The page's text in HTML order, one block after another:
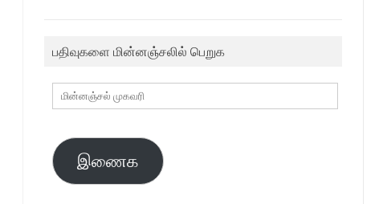
பதிவுகளை மின்னஞ்சலில் பெறுக
மின்னஞ்சல்
முகவரி
இணைக